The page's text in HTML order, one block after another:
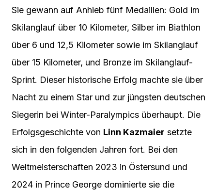
Sie gewann auf Anhieb fünf Medaillen: Gold im
Skilanglauf über 10 Kilometer, Silber im Biathlon
über 6 und 12,5 Kilometer sowie im Skilanglauf
über 15 Kilometer, und Bronze im Skilanglauf-
Sprint. Dieser historische Erfolg machte sie über
Nacht zu einem Star und zur jüngsten deutschen
Siegerin bei Winter-Paralympics überhaupt. Die
Erfolgsgeschichte von Linn Kazmaier setzte
sich in den folgenden Jahren fort. Bei den
Weltmeisterschaften 2023 in Östersund und
2024 in Prince George dominierte sie die